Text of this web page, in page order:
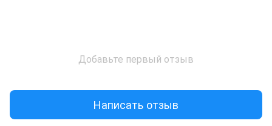
Добавьте первый отзыв
Написать отзыв